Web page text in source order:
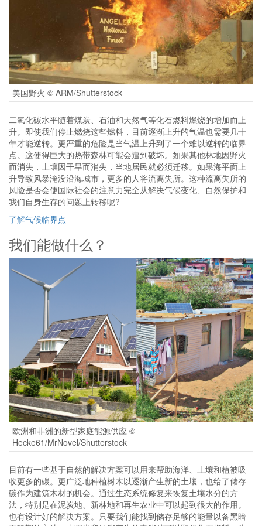
美国野火 © ARM/Shutterstock
二氧化碳水平随着煤炭、石油和天然气等化石燃料燃烧的增加而上
升。即使我们停止燃烧这些燃料，目前逐渐上升的气温也需要几十
年才能逆转。更严重的危险是当气温上升到了一个难以逆转的临界
点。这使得巨大的热带森林可能会遭到破坏。如果其他林地因野火
而消失，土壤因干旱而消失，当地居民就必须迁移。如果海平面上
升导致风暴淹没沿海城市，更多的人将流离失所。这种流离失所的
风险是否会使国际社会的注意力完全从解决气候变化、自然保护和
我们自身生存的问题上转移呢?
了解气候临界点
我们能做什么？
欧洲和非洲的新型家庭能源供应 ©
Hecke61/MrNovel/Shutterstock
目前有一些基于自然的解决方案可以用来帮助海洋、土壤和植被吸
收更多的碳。更广泛地种植树木以逐渐产生新的土壤，也给了储存
碳作为建筑木材的机会。通过生态系统修复来恢复土壤水分的方
法，特别是在泥炭地、新林地和再生农业中可以起到很大的作用。
也有设计好的解决方案。只要我们能找到储存足够的能量以备黑暗